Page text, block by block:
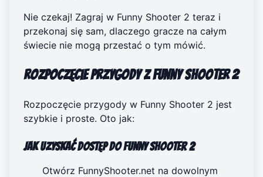
Nie czekaj! Zagraj w Funny Shooter 2 teraz i
przekonaj się sam, dlaczego gracze na całym
świecie nie mogą przestać o tym mówić.
Rozpoczęcie przygody z Funny Shooter 2
Rozpoczęcie przygody w Funny Shooter 2 jest
szybkie i proste. Oto jak:
Jak uzyskać dostęp do Funny Shooter 2
Otwórz FunnyShooter.net na dowolnym